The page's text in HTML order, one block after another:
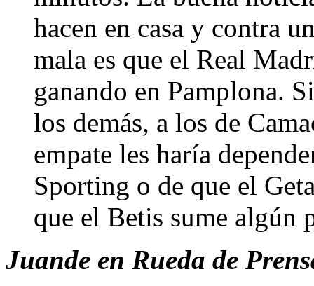
hacen en casa y contra
mala es que el Real
ganando en Pamplona.
los demás, a los de
empate les haría
Sporting o de que el
que el Betis sume
Juande en Rueda de